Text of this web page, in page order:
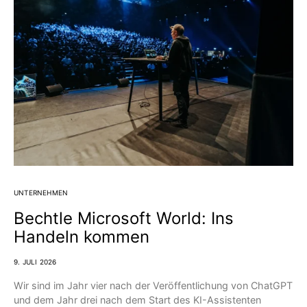
UNTERNEHMEN
Bechtle Microsoft World: Ins
Handeln kommen
9. JULI 2026
Wir sind im Jahr vier nach der Veröffentlichung von ChatGPT
und dem Jahr drei nach dem Start des KI-Assistenten